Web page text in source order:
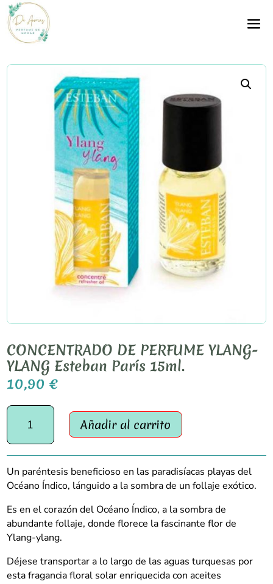
CONCENTRADO DE PERFUME YLANG-
YLANG Esteban París 15ml.
10,90€
CONCENTRADO
PERFUME
YLANG-
YLANG
Esteban
15ml.
cantidad
Añadir al carrito
Un paréntesis beneficioso en las paradisíacas playas del
Océano Índico, lánguido a la sombra de un follaje exótico.
Es en el corazón del Océano Índico, a la sombra de
abundante follaje, donde florece la fascinante flor de
Ylang-ylang.
Déjese transportar a lo largo de las aguas turquesas por
esta fragancia floral solar enriquecida con aceites